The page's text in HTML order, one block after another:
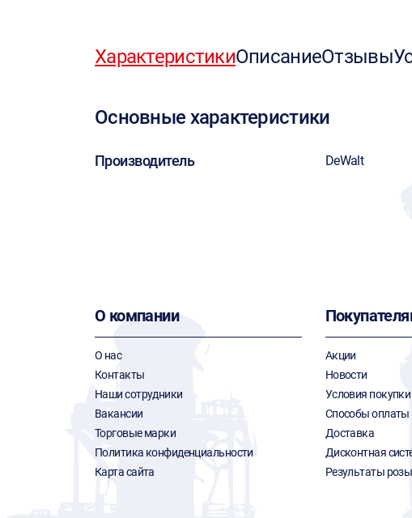
ХарактеристикиОписаниеОтзывы
Основные характеристики
Производитель DeWalt
О компании
О нас
Контакты
Наши сотрудники
Вакансии
Торговые марки
Политика конфиденциальности
Карта сайта
Акции
Новости
Условия покупки
Способы оплаты
Доставка
Дисконтная
Результаты